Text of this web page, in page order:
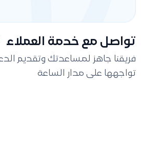
تواصل مع خدمة العملاء
فريقنا جاهز لمساعدتك وتقديم
تواجهها على مدار الساعة